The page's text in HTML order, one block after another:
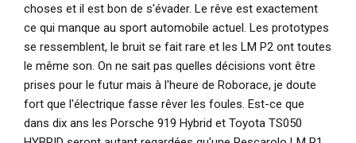
choses et il est bon de s'évader. Le rêve est exactement
ce qui manque au sport automobile actuel. Les prototypes
se ressemblent, le bruit se fait rare et les LM P2 ont toutes
le même son. On ne sait pas quelles décisions vont être
prises pour le futur mais à l'heure de Roborace, je doute
fort que l'électrique fasse rêver les foules. Est-ce que
dans dix ans les Porsche 919 Hybrid et Toyota TS050